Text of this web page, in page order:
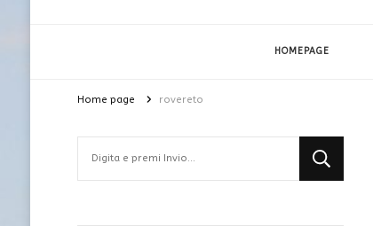
HOMEPAGE
Home page rovereto
qualcosa?